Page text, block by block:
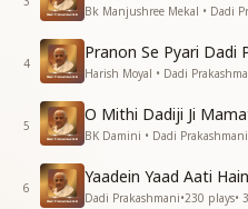
क्यों कि सदाही रखा उन्होंने प्रभु को
प्रभु को अपने साथ में
मै और मेरे पन के भान से
मै और मेरे पन के भान से दादी कोसों
तभी तो प्यारे बाबा की वो सच्ची
तभी तो प्यारे बाबा की वो सच्ची
वो थी दिव्य गुणों की धनी
प्यारी दादी प्रकाशमणि
Bk Manjushree Mekal • Dadi
4
Pranon Se Pyari Dadi
Harish Moyal • Dadi
5
O Mithi Dadiji Ji
BK Damini • Dadi Prakashmani
6
Yaadein Yaad Aati Hain
Dadi Prakashmani•230 plays•